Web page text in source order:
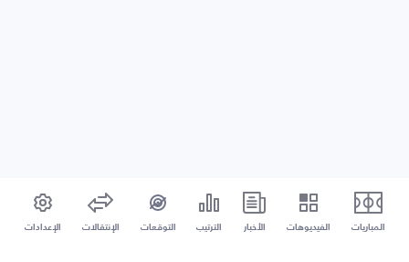
المباريات الفيديوهات الأخبار الترتيب التوقعات الإنتقالات الإعدادات